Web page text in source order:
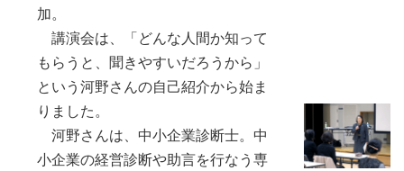
加。
講演会は、「どんな人間か知って
もらうと、聞きやすいだろうから」
という河野さんの自己紹介から始ま
りました。
河野さんは、中小企業診断士。中
小企業の経営診断や助言を行なう専